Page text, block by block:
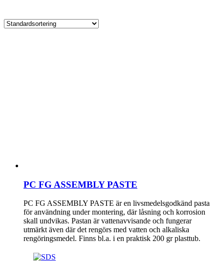
PC FG ASSEMBLY PASTE
PC FG ASSEMBLY PASTE är en livsmedelsgodkänd pasta
för användning under montering, där låsning och korrosion
skall undvikas. Pastan är vattenavvisande och fungerar
utmärkt även där det rengörs med vatten och alkaliska
rengöringsmedel. Finns bl.a. i en praktisk 200 gr plasttub.